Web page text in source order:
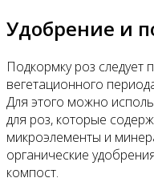
Удобрение и
Подкормку роз следует
вегетационного
Для этого можно
для роз, которые
микроэлементы и
органические
компост.